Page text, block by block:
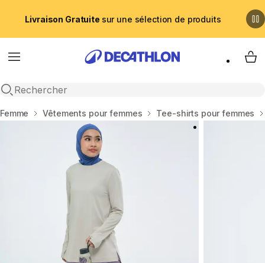
Livraison Gratuite sur une sélection de produits
Menu
Recherche ouverte
My
Accueil
Femme Vêtements pour femmes Tee-shirts pour femmes